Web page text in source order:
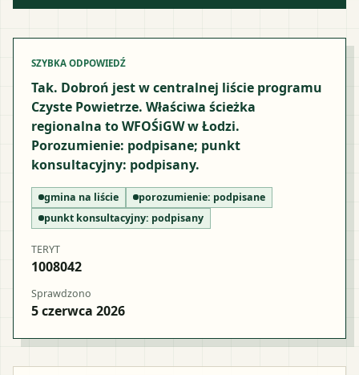
SZYBKA ODPOWIEDŹ
Tak. Dobroń jest w centralnej liście programu
Czyste Powietrze. Właściwa ścieżka
regionalna to WFOŚiGW w Łodzi.
Porozumienie: podpisane; punkt
konsultacyjny: podpisany.
gmina na liście porozumienie: podpisane
punkt konsultacyjny: podpisany
TERYT
1008042
Sprawdzono
5 czerwca 2026